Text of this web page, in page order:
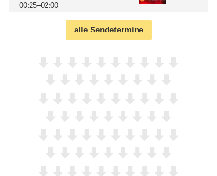
00:25–02:00
alle Sendetermine